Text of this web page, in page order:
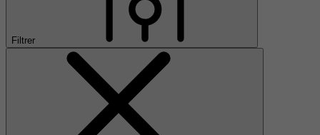
Filtrer